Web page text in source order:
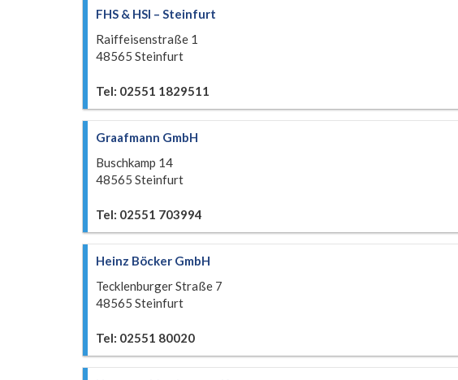
FHS & HSI – Steinfurt
Raiffeisenstraße 1
48565 Steinfurt
Tel: 02551 1829511
Graafmann GmbH
Buschkamp 14
48565 Steinfurt
Tel: 02551 703994
Heinz Böcker GmbH
Tecklenburger Straße 7
48565 Steinfurt
Tel: 02551 80020